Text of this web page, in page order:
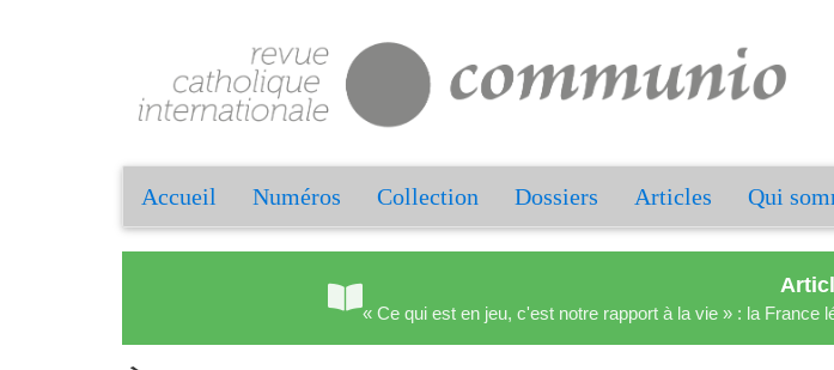
Accueil Numéros Collection Dossiers Articles Qui
« Ce qui est en jeu, c'est notre rapport à la vie » : la France